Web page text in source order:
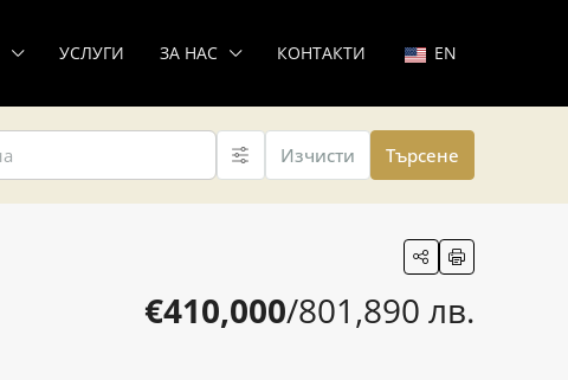
УСЛУГИ ЗА НАС КОНТАКТИ EN
Изчисти Търсене
€410,000/801,890 лв.